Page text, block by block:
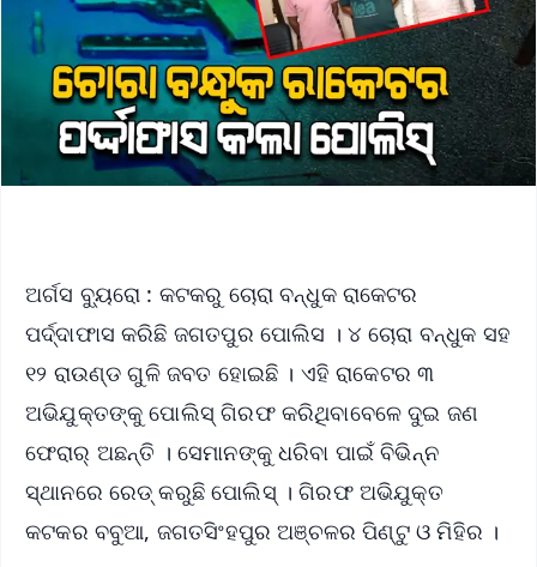
ଅର୍ଗସ ବ୍ୟୁରୋ : କଟକରୁ ଚୋରା ବନ୍ଧୁକ ରାକେଟର
ପର୍ଦ୍ଦାଫାସ କରିଛି ଜଗତପୁର ପୋଲିସ । ୪ ଚୋରା ବନ୍ଧୁକ ସହ
୧୨ ରାଉଣ୍ଡ ଗୁଳି ଜବତ ହୋଇଛି । ଏହି ରାକେଟର ୩
ଅଭିଯୁକ୍ତଙ୍କୁ ପୋଲିସ୍ ଗିରଫ କରିଥିବାବେଳେ ଦୁଇ ଜଣ
ଫେରାର୍ ଅଛନ୍ତି । ସେମାନଙ୍କୁ ଧରିବା ପାଇଁ ବିଭିନ୍ନ
ସ୍ଥାନରେ ରେଡ୍ କରୁଛି ପୋଲିସ୍ । ଗିରଫ ଅଭିଯୁକ୍ତ
କଟକର ବବୁଆ, ଜଗତସିଂହପୁର ଅଞ୍ଚଳର ପିଣ୍ଟୁ ଓ ମିହିର ।